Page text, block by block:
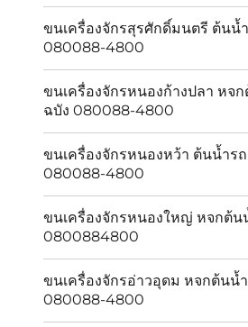
ขนเครื่องจักรสุรศักดิ์มนตรี ต้นน้
080088-4800
ขนเครื่องจักรหนองก้างปลา หจ
ฉบัง 080088-4800
ขนเครื่องจักรหนองหว้า ต้นน้ำร
080088-4800
ขนเครื่องจักรหนองใหญ่ หจกต้
0800884800
ขนเครื่องจักรอ่าวอุดม หจกต้นน้
080088-4800